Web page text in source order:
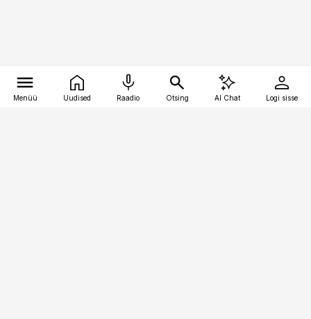
Menüü Uudised Raadio Otsing AI Chat Logi sisse